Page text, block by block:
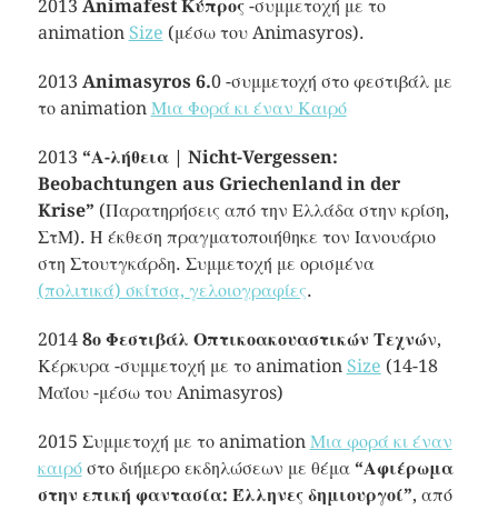
2013 Animafest Κύπρος-συμμετοχή με το
animation Size (μέσω του Animasyros).
2013 Animasyros 6.0 -συμμετοχή στο φεστιβάλ με
το animation Μια Φορά κι έναν Καιρό
2013 “Α-λήθεια | Nicht-Vergessen:
Beobachtungen aus Griechenland in der
Krise” (Παρατηρήσεις από την Ελλάδα στην κρίση,
ΣτΜ). Η έκθεση πραγματοποιήθηκε τον Ιανουάριο
στη Στουτγκάρδη. Συμμετοχή με ορισμένα
(πολιτικά) σκίτσα, γελοιογραφίες.
2014 8ο Φεστιβάλ Οπτικοακουαστικών Τεχνών,
Κέρκυρα -συμμετοχή με το animation Size (14-18
Μαΐου -μέσω του Animasyros)
2015 Συμμετοχή με το animation Μια φορά κι έναν
καιρόστο διήμερο εκδηλώσεων με θέμα “Αφιέρωμα
στην επική φαντασία: Έλληνες δημιουργοί”, από